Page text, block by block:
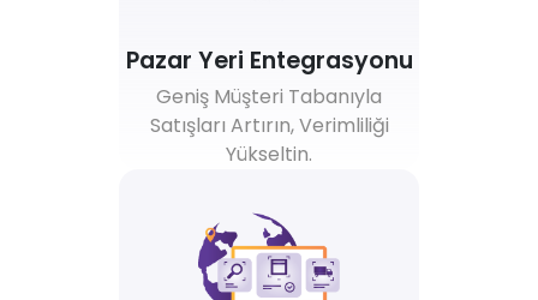
Pazar Yeri Entegrasyonu
Geniş Müşteri Tabanıyla
Satışları Artırın, Verimliliği
Yükseltin.